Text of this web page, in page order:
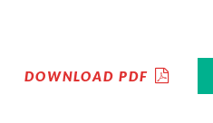
DOWNLOAD PDF